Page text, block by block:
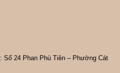
: Số 24 Phan Phù Tiên – Phường Cát